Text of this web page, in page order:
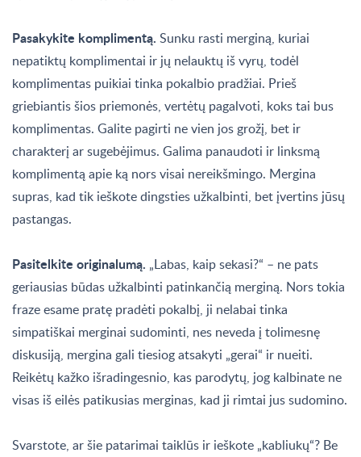
Pasakykite komplimentą. Sunku rasti merginą, kuriai
nepatiktų komplimentai ir jų nelauktų iš vyrų, todėl
komplimentas puikiai tinka pokalbio pradžiai. Prieš
griebiantis šios priemonės, vertėtų pagalvoti, koks tai bus
komplimentas. Galite pagirti ne vien jos grožį, bet ir
charakterį ar sugebėjimus. Galima panaudoti ir linksmą
komplimentą apie ką nors visai nereikšmingo. Mergina
supras, kad tik ieškote dingsties užkalbinti, bet įvertins jūsų
pastangas.
Pasitelkite originalumą. „Labas, kaip sekasi?“ – ne pats
geriausias būdas užkalbinti patinkančią merginą. Nors tokia
fraze esame pratę pradėti pokalbį, ji nelabai tinka
simpatiškai merginai sudominti, nes neveda į tolimesnę
diskusiją, mergina gali tiesiog atsakyti „gerai“ ir nueiti.
Reikėtų kažko išradingesnio, kas parodytų, jog kalbinate ne
visas iš eilės patikusias merginas, kad ji rimtai jus sudomino.
Svarstote, ar šie patarimai taiklūs ir ieškote „kabliukų“? Be